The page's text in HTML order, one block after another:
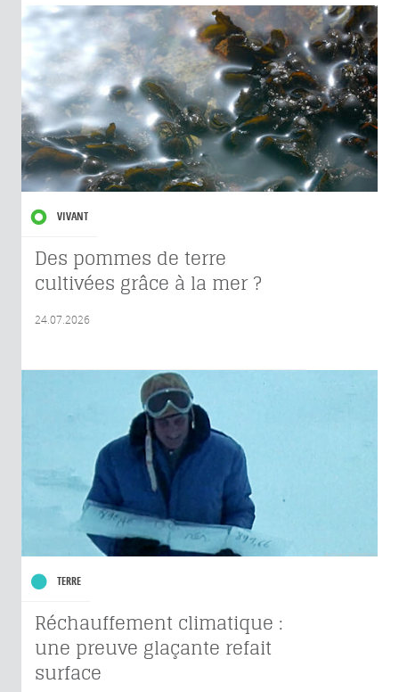
VIVANT
Des pommes de terre
cultivées grâce à la mer ?
24.07.2026
TERRE
Réchauffement climatique :
une preuve glaçante refait
surface